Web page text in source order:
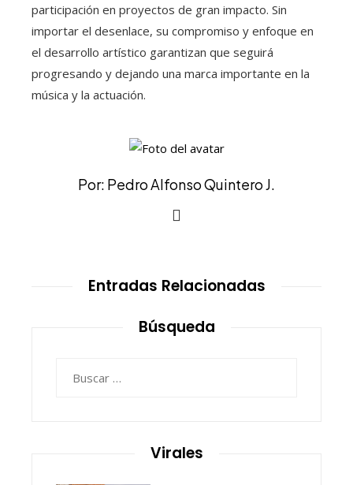
participación en proyectos de gran impacto. Sin
importar el desenlace, su compromiso y enfoque en
el desarrollo artístico garantizan que seguirá
progresando y dejando una marca importante en la
música y la actuación.
Por: Pedro Alfonso Quintero J.
Entradas Relacionadas
Búsqueda
Virales